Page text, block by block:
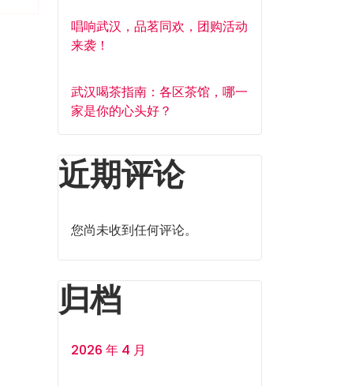
唱响武汉，品茗同欢，团购活动
来袭！
武汉喝茶指南：各区茶馆，哪一
家是你的心头好？
近期评论
您尚未收到任何评论。
归档
2026 年 4 月